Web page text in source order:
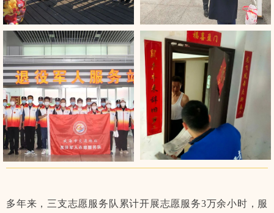
多年来，三支志愿服务队累计开展志愿服务3万余小时，服